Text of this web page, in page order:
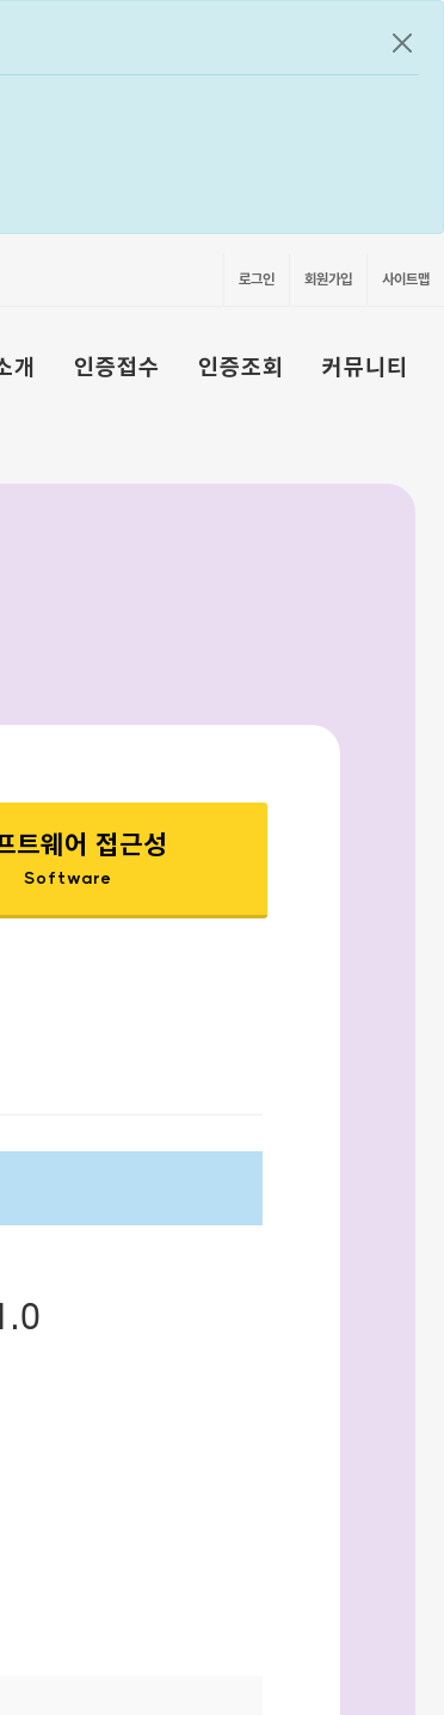
공지
로그인 회원가입 사이트맵
개 인증접수 인증조회 커뮤니티
트웨어 접근성
Software